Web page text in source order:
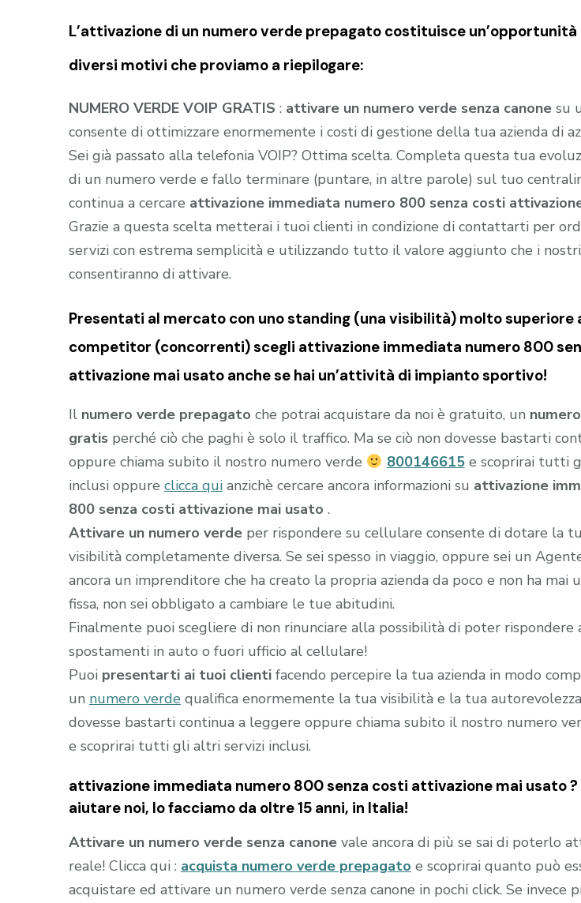
L’attivazione di un numero verde prepagato costituisce
diversi motivi che proviamo a riepilogare:
NUMERO VERDE VOIP GRATIS : attivare un numero verde senza canone su
consente di ottimizzare enormemente i costi di gestione della tua azienda di
Sei già passato alla telefonia VOIP? Ottima scelta. Completa questa tua
di un numero verde e fallo terminare (puntare, in altre parole) sul tuo
continua a cercare attivazione immediata numero 800 senza costi
Grazie a questa scelta metterai i tuoi clienti in condizione di contattarti per
servizi con estrema semplicità e utilizzando tutto il valore aggiunto che i
consentiranno di attivare.
Presentati al mercato con uno standing (una visibilità) molto superiore
competitor (concorrenti) scegli attivazione immediata numero 800
attivazione mai usato anche se hai un’attività di impianto sportivo!
Il numero verde prepagato che potrai acquistare da noi è gratuito, un
gratis perché ciò che paghi è solo il traffico. Ma se ciò non dovesse bastarti
oppure chiama subito il nostro numero verde
800146615e scoprirai tutti
inclusi oppure clicca qui anzichè cercare ancora informazioni su attivazione
800 senza costi attivazione mai usato .
Attivare un numero verde per rispondere su cellulare consente di dotare la
visibilità completamente diversa. Se sei spesso in viaggio, oppure sei un
ancora un imprenditore che ha creato la propria azienda da poco e non ha mai
fissa, non sei obbligato a cambiare le tue abitudini.
Finalmente puoi scegliere di non rinunciare alla possibilità di poter rispondere
spostamenti in auto o fuori ufficio al cellulare!
Puoi presentarti ai tuoi clienti facendo percepire la tua azienda in modo
un numero verde qualifica enormemente la tua visibilità e la tua
dovesse bastarti continua a leggere oppure chiama subito il nostro numero
e scoprirai tutti gli altri servizi inclusi.
attivazione immediata numero 800 senza costi attivazione mai usato ?
aiutare noi, lo facciamo da oltre 15 anni, in Italia!
Attivare un numero verde senza canone vale ancora di più se sai di poterlo
reale! Clicca qui : acquista numero verde prepagato e scoprirai quanto può
acquistare ed attivare un numero verde senza canone in pochi click. Se invece